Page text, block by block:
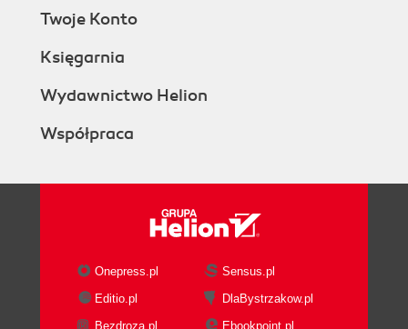
Twoje Konto
Księgarnia
Wydawnictwo Helion
Współpraca
Onepress.pl
Sensus.pl
Editio.pl
DlaBystrzakow.pl
Bezdroza.pl
Ebookpoint.pl